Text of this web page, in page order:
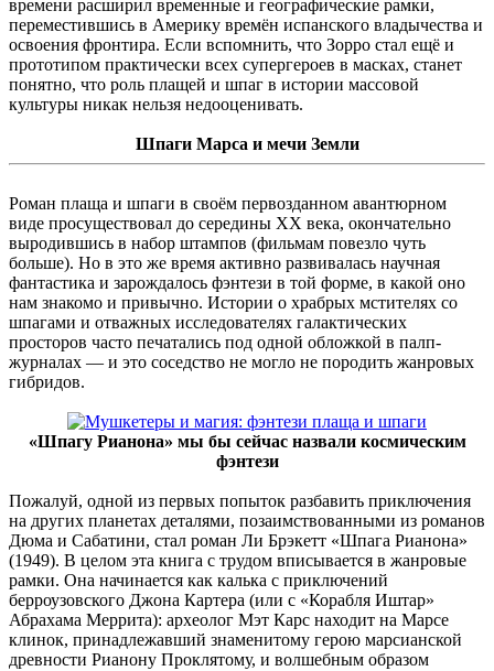
времени расширил временные и географические рамки,
переместившись в Америку времён испанского владычества и
освоения фронтира. Если вспомнить, что Зорро стал ещё и
прототипом практически всех супергероев в масках, станет
понятно, что роль плащей и шпаг в истории массовой
культуры никак нельзя недооценивать.
Шпаги Марса и мечи Земли
Роман плаща и шпаги в своём первозданном авантюрном
виде просуществовал до середины XX века, окончательно
выродившись в набор штампов (фильмам повезло чуть
больше). Но в это же время активно развивалась научная
фантастика и зарождалось фэнтези в той форме, в какой оно
нам знакомо и привычно. Истории о храбрых мстителях со
шпагами и отважных исследователях галактических
просторов часто печатались под одной обложкой в палп-
журналах — и это соседство не могло не породить жанровых
гибридов.
«Шпагу Рианона» мы бы сейчас назвали космическим
фэнтези
Пожалуй, одной из первых попыток разбавить приключения
на других планетах деталями, позаимствованными из романов
Дюма и Сабатини, стал роман Ли Брэкетт «Шпага Рианона»
(1949). В целом эта книга с трудом вписывается в жанровые
рамки. Она начинается как калька с приключений
берроузовского Джона Картера (или с «Корабля Иштар»
Абрахама Меррита): археолог Мэт Карс находит на Марсе
клинок, принадлежавший знаменитому герою марсианской
древности Рианону Проклятому, и волшебным образом